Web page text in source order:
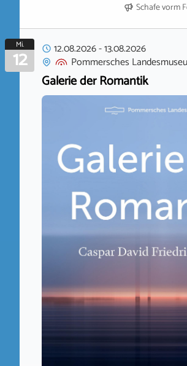
Schafe vorm
Mi.
12 12.08.2026-13.08.2026
Pommersches
Galerie der Romantik